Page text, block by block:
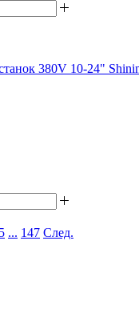
380V 10-24"
5 ... 147 След.